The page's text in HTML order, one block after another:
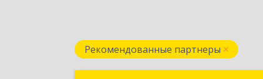
Рекомендованные партнеры